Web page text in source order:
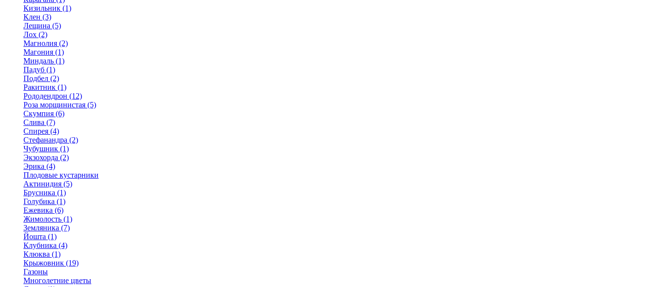
Кизильник (1)
Клен (3)
Лещина (5)
Лох (2)
Магнолия (2)
Магония (1)
Миндаль (1)
Падуб (1)
Подбел (2)
Ракитник (1)
Рододендрон (12)
Роза морщинистая (5)
Скумпия (6)
Слива (7)
Спирея (4)
Стефанандра (2)
Чубушник (1)
Экзохорда (2)
Эрика (4)
Плодовые кустарники
Актинидия (5)
Брусника (1)
Голубика (1)
Ежевика (6)
Жимолость (1)
Земляника (7)
Йошта (1)
Клубника (4)
Клюква (1)
Крыжовник (19)
Газоны
Многолетние цветы